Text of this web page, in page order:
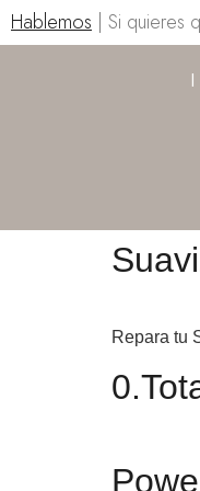
Hablemos | Si quieres
Repara tu